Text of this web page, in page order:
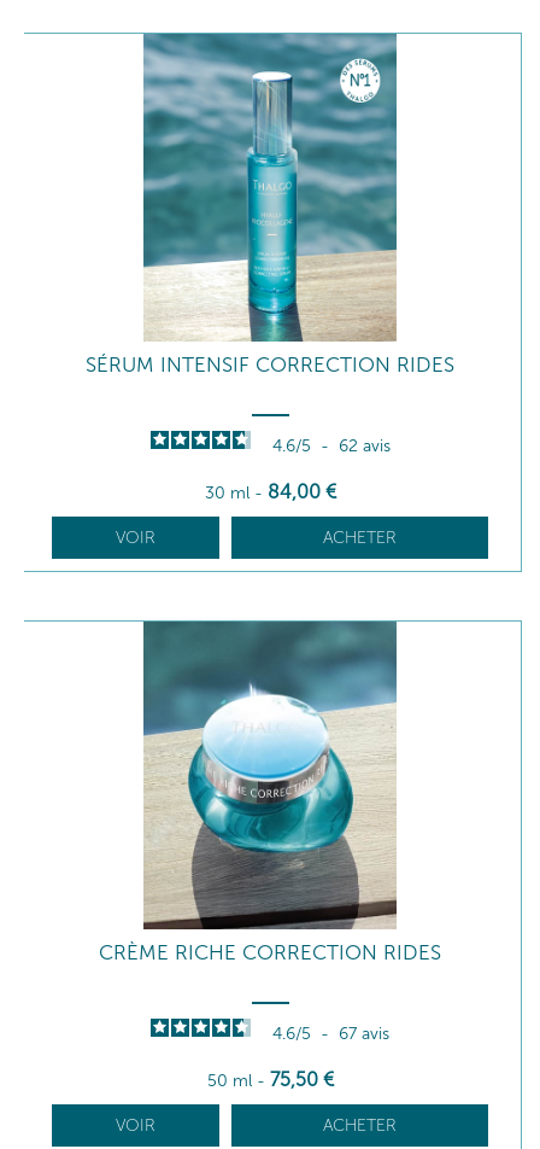
SÉRUM INTENSIF CORRECTION RIDES
4.6/5 - 62 avis
30 ml - 84,00 €
VOIR ACHETER
CRÈME RICHE CORRECTION RIDES
4.6/5 - 67 avis
50 ml - 75,50 €
VOIR ACHETER